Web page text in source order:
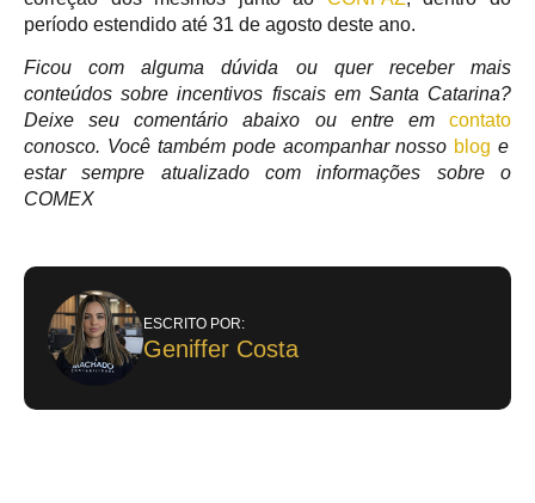
período estendido até 31 de agosto deste ano.
Ficou com alguma dúvida ou quer receber mais
conteúdos sobre incentivos fiscais em Santa Catarina?
Deixe seu comentário abaixo ou entre em contato
conosco. Você também pode acompanhar nosso blog e
estar sempre atualizado com informações sobre o
COMEX
ESCRITO POR:
Geniffer Costa